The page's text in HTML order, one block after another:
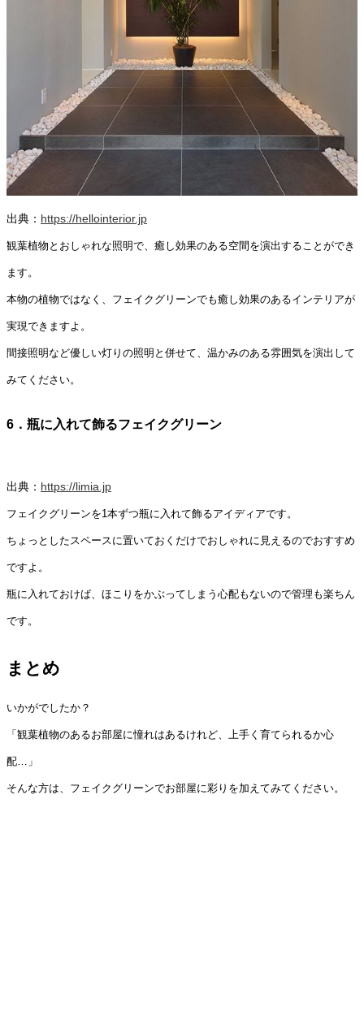
出典： https://hellointerior.jp
観葉植物とおしゃれな照明で、癒し効果のある空間を演出することができ
ます。
本物の植物ではなく、フェイクグリーンでも癒し効果のあるインテリアが
実現できますよ。
間接照明など優しい灯りの照明と併せて、温かみのある雰囲気を演出して
みてください。
6．瓶に入れて飾るフェイクグリーン
出典： https://limia.jp
フェイクグリーンを1本ずつ瓶に入れて飾るアイディアです。
ちょっとしたスペースに置いておくだけでおしゃれに見えるのでおすすめ
ですよ。
瓶に入れておけば、ほこりをかぶってしまう心配もないので管理も楽ちん
です。
まとめ
いかがでしたか？
「観葉植物のあるお部屋に憧れはあるけれど、上手く育てられるか心
配…」
そんな方は、フェイクグリーンでお部屋に彩りを加えてみてください。